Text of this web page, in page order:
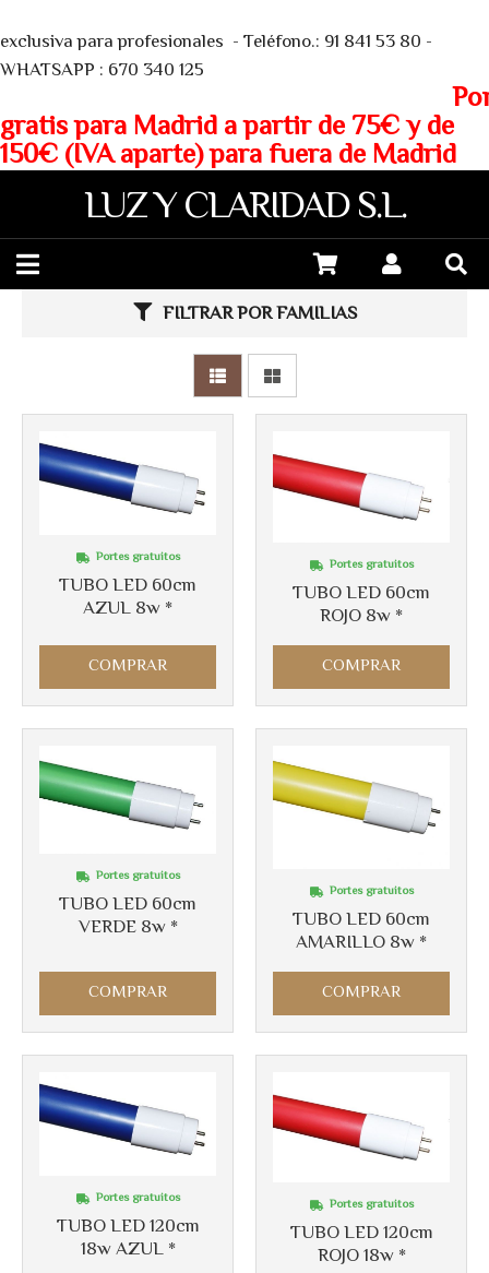
exclusiva para profesionales - Teléfono.: 91 841 53 80 -
WHATSAPP : 670 340 125
gratis para Madrid a partir de 75€ y de
150€ (IVA aparte) para fuera de Madrid
LUZ Y CLARIDAD S.L.
FILTRAR POR FAMILIAS
TUBO LED 60cm
AZUL 8w *
Portes gratuitos
COMPRAR
TUBO LED 60cm
ROJO 8w *
Portes gratuitos
COMPRAR
TUBO LED 60cm
VERDE 8w *
Portes gratuitos
COMPRAR
TUBO LED 60cm
AMARILLO 8w *
Portes gratuitos
COMPRAR
Más info
TUBO LED 120cm
18w AZUL *
Portes gratuitos
Más info
TUBO LED 120cm
ROJO 18w *
Portes gratuitos